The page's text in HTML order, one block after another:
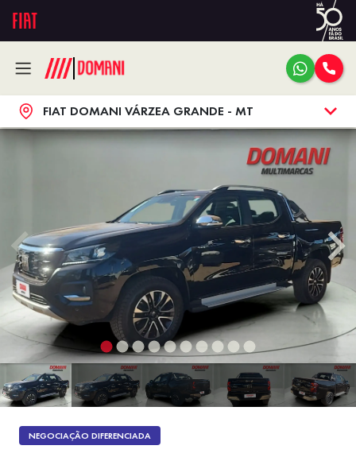
FIAT DOMANI VÁRZEA GRANDE - MT
NEGOCIAÇÃO DIFERENCIADA